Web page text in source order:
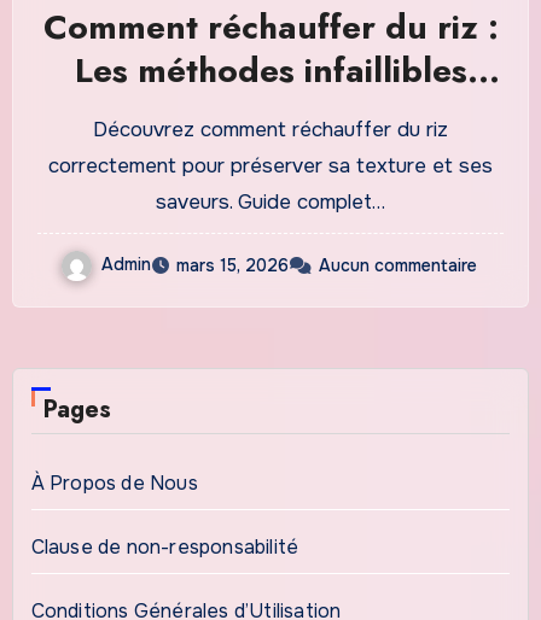
Comment réchauffer du riz :
Les méthodes infaillibles
pour un résultat parfait
Découvrez comment réchauffer du riz
correctement pour préserver sa texture et ses
saveurs. Guide complet…
Admin mars 15, 2026 Aucun commentaire
Pages
À Propos de Nous
Clause de non-responsabilité
Conditions Générales d’Utilisation